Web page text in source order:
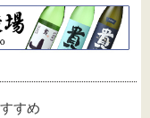
すめ